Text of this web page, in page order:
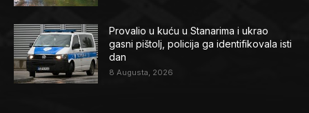
Provalio u kuću u Stanarima i ukrao
gasni pištolj, policija ga identifikovala isti
dan
8 Augusta, 2026